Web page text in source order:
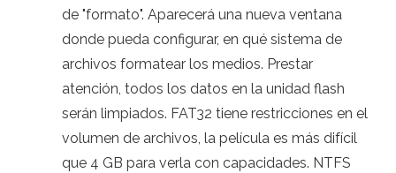
de "formato". Aparecerá una nueva ventana
donde pueda configurar, en qué sistema de
archivos formatear los medios. Prestar
atención, todos los datos en la unidad flash
serán limpiados. FAT32 tiene restricciones en el
volumen de archivos, la película es más difícil
que 4 GB para verla con capacidades. NTFS